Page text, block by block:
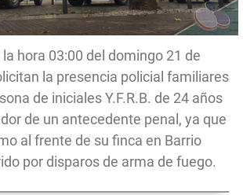
hora 03:00 del domingo 21 de
la presencia policial familiares
de iniciales Y.F.R.B. de 24 años
de un antecedente penal, ya que
al frente de su finca en Barrio
por disparos de arma de fuego.